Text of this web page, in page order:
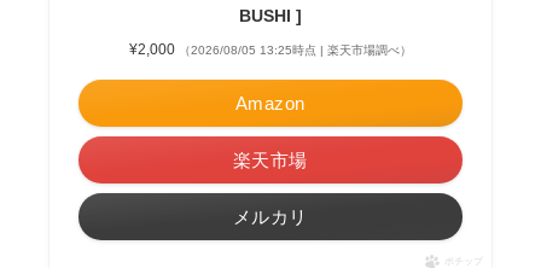
BUSHI ]
¥2,000 （2026/08/05 13:25時点 | 楽天市場調べ）
Amazon
楽天市場
メルカリ
ポチップ